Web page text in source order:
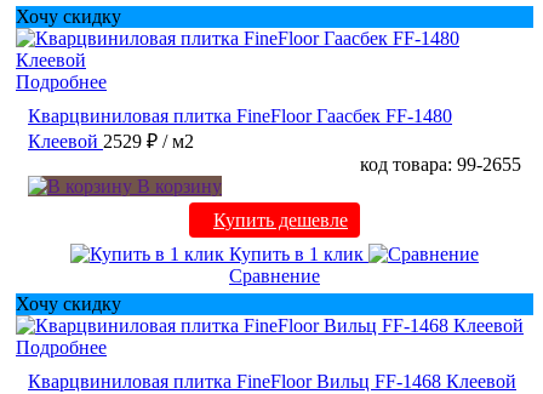
Хочу скидку
Подробнее
Кварцвиниловая плитка FineFloor Гаасбек FF-1480
Клеевой 2529 ₽ / м2
код товара: 99-2655
В корзину
Купить дешевле
Купить в 1 клик
Сравнение
Хочу скидку
Подробнее
Кварцвиниловая плитка FineFloor Вильц FF-1468 Клеевой